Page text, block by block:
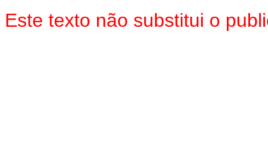
Este texto não substitui o